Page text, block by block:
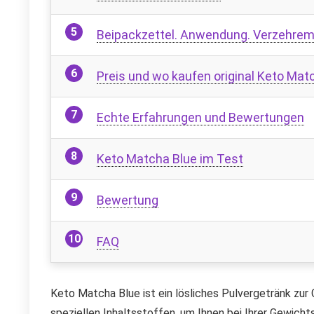
Beipackzettel. Anwendung.
Preis und wo kaufen original Keto
Echte Erfahrungen und Bewertungen
Keto Matcha Blue im Test
Bewertung
FAQ
Keto Matcha Blue ist ein lösliches Pulvergetränk